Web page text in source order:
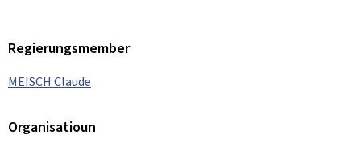
Regierungsmember
MEISCH Claude
Organisatioun